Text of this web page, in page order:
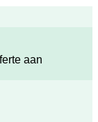
aan